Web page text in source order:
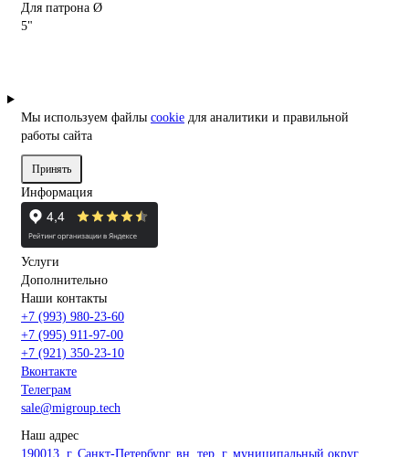
Для патрона Ø
5"
Мы используем файлы cookie для аналитики и правильной
работы сайта
Принять
Информация
Услуги
Дополнительно
Наши контакты
+7 (993) 980-23-60
+7 (995) 911-97-00
+7 (921) 350-23-10
Вконтакте
Телеграм
sale@migroup.tech
Наш адрес
190013, г. Санкт-Петербург, вн. тер. г. муниципальный округ